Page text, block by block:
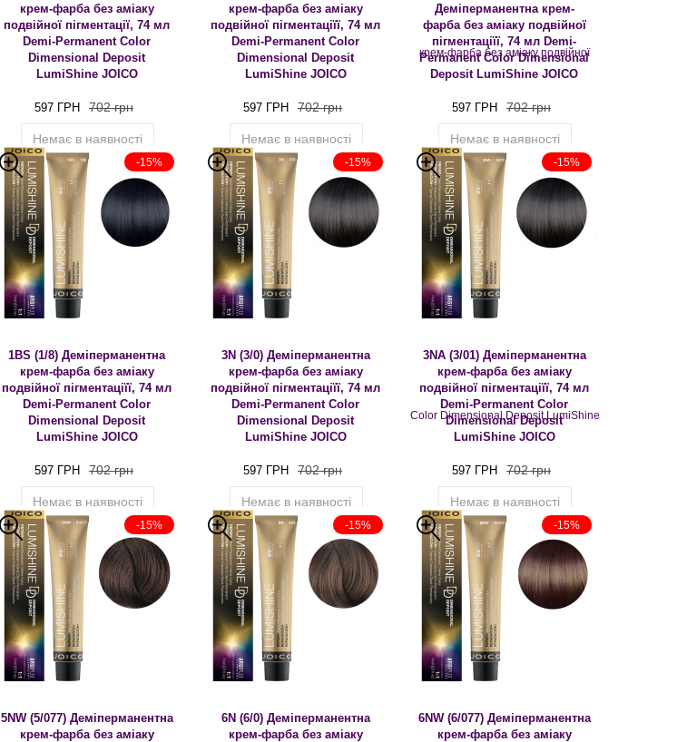
крем-фарба без аміаку
подвійної пігментації, 74 мл
Demi-Permanent Color
Dimensional Deposit
LumiShine JOICO
597 ГРН 702 грн
Немає в наявності
крем-фарба без аміаку
подвійної пігментаціїї, 74 мл
Demi-Permanent Color
Dimensional Deposit
LumiShine JOICO
597 ГРН 702 грн
Немає в наявності
Деміперманентна крем-
фарба без аміаку подвійної
пігментаціїї, 74 мл Demi-
Permanent Color Dimensional
Deposit LumiShine JOICO
597 ГРН 702 грн
Немає в наявності
-15%
1BS (1/8) Деміперманентна
крем-фарба без аміаку
подвійної пігментаціїї, 74 мл
Demi-Permanent Color
Dimensional Deposit
LumiShine JOICO
597 ГРН 702 грн
Немає в наявності
-15%
3N (3/0) Деміперманентна
крем-фарба без аміаку
подвійної пігментаціїї, 74 мл
Demi-Permanent Color
Dimensional Deposit
LumiShine JOICO
597 ГРН 702 грн
Немає в наявності
-15%
3NA (3/01) Деміперманентна
крем-фарба без аміаку
подвійної пігментаціїї, 74 мл
Demi-Permanent Color
Dimensional Deposit
LumiShine JOICO
597 ГРН 702 грн
Немає в наявності
-15%
5NW (5/077) Деміперманентна
крем-фарба без аміаку
-15%
6N (6/0) Деміперманентна
крем-фарба без аміаку
-15%
6NW (6/077) Деміперманентна
крем-фарба без аміаку